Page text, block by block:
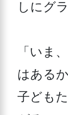
しにグ
「いま
はあるか
子ども